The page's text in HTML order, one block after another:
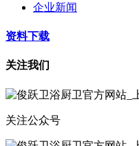
企业新闻
资料下载
关注我们
关注公众号